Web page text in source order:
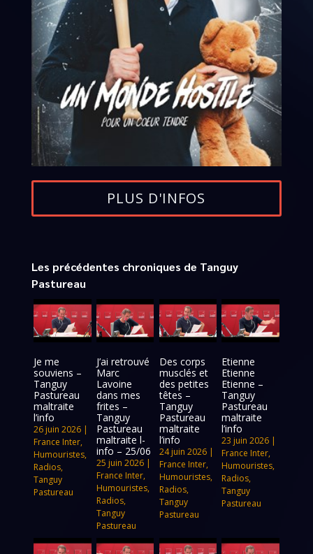
PLUS D'INFOS
Les précédentes chroniques de Tanguy
Pastureau
Je me
souviens –
Tanguy
Pastureau
maltraite
l’info
26 juin 2026 |
France Inter,
Humouristes,
Radios,
Tanguy
Pastureau
J’ai retrouvé
Marc
Lavoine
dans mes
frites –
Tanguy
Pastureau
maltraite l-
info – 25/06
25 juin 2026|
France Inter,
Humouristes,
Radios,
Tanguy
Pastureau
Des corps
musclés et
des petites
têtes –
Tanguy
Pastureau
maltraite
l’info
24 juin 2026|
France Inter,
Humouristes,
Radios,
Tanguy
Pastureau
Etienne
Etienne
Etienne –
Tanguy
Pastureau
maltraite
l’info
23 juin 2026 |
France Inter,
Humouristes,
Radios,
Tanguy
Pastureau